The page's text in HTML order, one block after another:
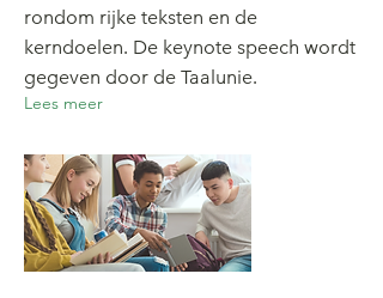
rondom rijke teksten en de
kerndoelen. De keynote speech wordt
gegeven door de Taalunie.
Lees meer